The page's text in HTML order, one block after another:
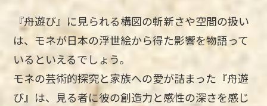
『舟遊び』に見られる構図の斬新さや空間の扱い
は、モネが日本の浮世絵から得た影響を物語って
いるといえるでしょう。
モネの芸術的探究と家族への愛が詰まった『舟遊
び』は、見る者に彼の創造力と感性の深さを感じ